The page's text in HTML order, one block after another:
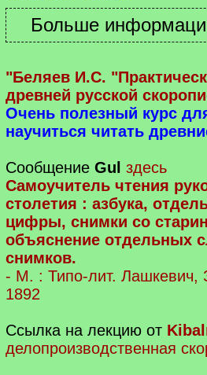
"Беляев И.С.
древней русской
Очень полезный курс
научиться читать
Сообщение Gul здесь
Самоучитель чтения
столетия : азбука,
цифры, снимки со
объяснение отдельных
снимков.
- М. : Типо-лит. Лашкевич,
1892
Ссылка на лекцию от
делопроизводственная